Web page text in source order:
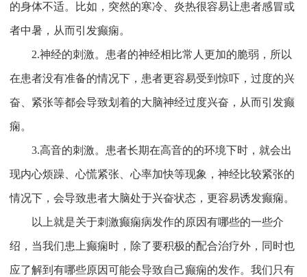
的身体不适。比如，突然的寒冷、炎热很容易让患者感冒或
者中暑，从而引发癫痫。
2.神经的刺激。患者的神经相比常人更加的脆弱，所以
在患者没有准备的情况下，患者更容易受到惊吓，过度的兴
奋、紧张等都会导致划着的大脑神经过度兴奋，从而引发癫
痫。
3.高音的刺激。患者长期在高音的的环境下时，就会出
现内心烦躁、心慌紧张、心率加快等现象，神经比较紧张的
情况下，会导致患者大脑处于兴奋状态，更容易诱发癫痫。
以上就是关于刺激癫痫病发作的原因有哪些的一些介
绍，当我们患上癫痫时，除了要积极的配合治疗外，同时也
应了解到有哪些原因可能会导致自己癫痫的发作。我们只有